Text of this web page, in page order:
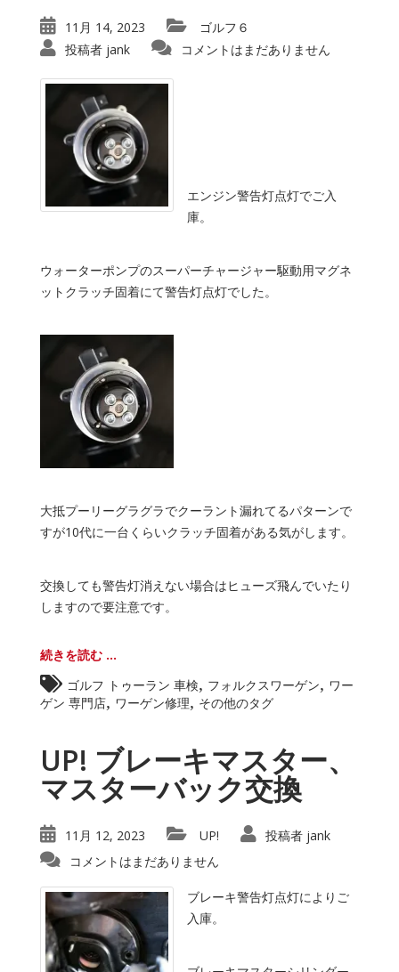
11月 14, 2023
ゴルフ６
投稿者 jank コメントはまだありません
エンジン警告灯点灯でご入
庫。
ウォーターポンプのスーパーチャージャー駆動用マグネ
ットクラッチ固着にて警告灯点灯でした。
大抵プーリーグラグラでクーラント漏れてるパターンで
すが10代に一台くらいクラッチ固着がある気がします。
交換しても警告灯消えない場合はヒューズ飛んでいたり
しますので要注意です。
続きを読む ...
ゴルフ トゥーラン 車検
フォルクスワーゲン
ワー
ゲン 専門店
ワーゲン修理 その他のタグ
UP! ブレーキマスター、
マスターバック交換
11月 12, 2023 UP! 投稿者 jank
コメントはまだありません
ブレーキ警告灯点灯によりご
入庫。